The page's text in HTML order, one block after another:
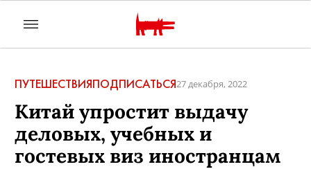
ПУТЕШЕСТВИЯПОДПИСАТЬСЯ27 декабря, 2022
Китай упростит выдачу
деловых, учебных и
гостевых виз иностранцам